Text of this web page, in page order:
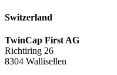
Switzerland
TwinCap First AG
Richtiring 26
8304 Wallisellen